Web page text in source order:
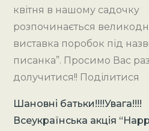
квітня в нашому садочку
розпочинається
виставка поробок під
писанка”. Просимо Вас
долучитися!! Поділитися
Шановні батьки!!!!Увага!!!!
Всеукраїнська акція